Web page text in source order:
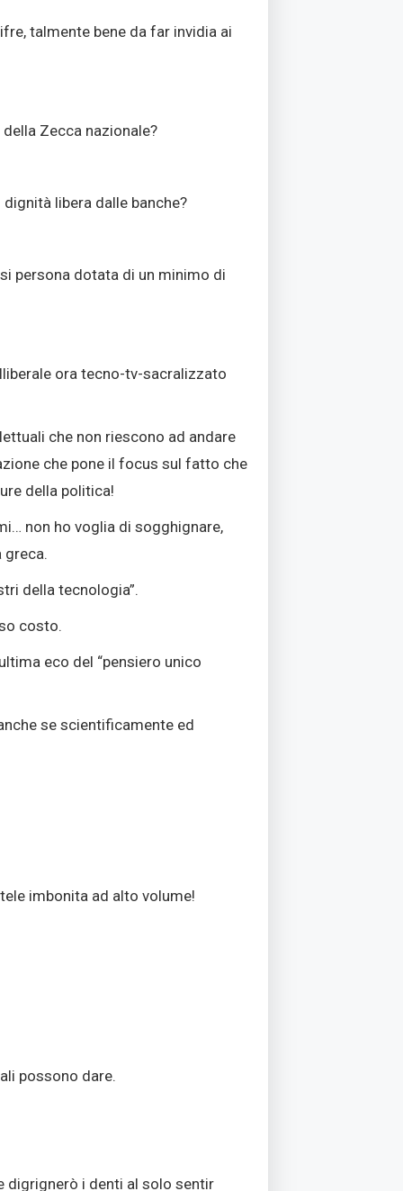
talmente bene da far invidia ai
Zecca nazionale?
libera dalle banche?
persona dotata di un minimo di
ora tecno-tv-sacralizzato
che non riescono ad andare
che pone il focus sul fatto che
della politica!
non ho voglia di sogghignare,
greca.
della tecnologia”.
costo.
eco del “pensiero unico
se scientificamente ed
imbonita ad alto volume!
possono dare.
digrignerò i denti al solo sentir